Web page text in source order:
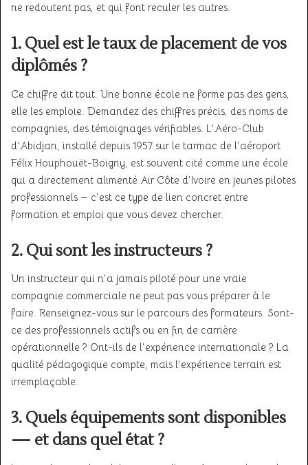
ne redoutent pas, et qui font reculer les autres.
1. Quel est le taux de placement de vos
diplômés ?
Ce chiffre dit tout. Une bonne école ne forme pas des gens,
elle les emploie. Demandez des chiffres précis, des noms de
compagnies, des témoignages vérifiables. L’Aéro-Club
d’Abidjan, installé depuis 1957 sur le tarmac de l’aéroport
Félix Houphouët-Boigny, est souvent cité comme une école
qui a directement alimenté Air Côte d’Ivoire en jeunes pilotes
professionnels — c’est ce type de lien concret entre
formation et emploi que vous devez chercher.
2. Qui sont les instructeurs ?
Un instructeur qui n’a jamais piloté pour une vraie
compagnie commerciale ne peut pas vous préparer à le
faire. Renseignez-vous sur le parcours des formateurs. Sont-
ce des professionnels actifs ou en fin de carrière
opérationnelle ? Ont-ils de l’expérience internationale ? La
qualité pédagogique compte, mais l’expérience terrain est
irremplaçable.
3. Quels équipements sont disponibles
— et dans quel état ?